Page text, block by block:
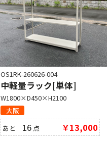
OS1RK-260626-004
中軽量ラック[単体]
W1800×D450×H2100
大阪
あと 16 点 ￥13,000